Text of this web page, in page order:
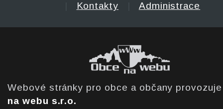
Kontakty Administrace
Webové stránky pro obce a občany
na webu s.r.o.